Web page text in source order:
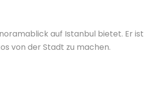
auf Istanbul bietet. Er ist
von der Stadt zu machen.